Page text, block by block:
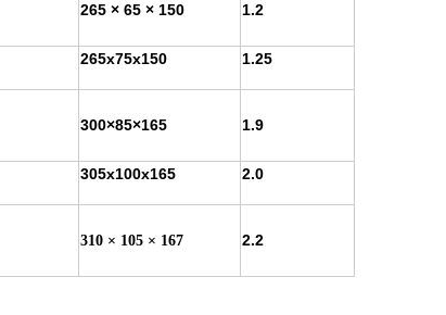
265 × 65 × 150 1.2
265x75x150 1.25
300×85×165 1.9
305x100x165 2.0
310 × 105 × 167 2.2